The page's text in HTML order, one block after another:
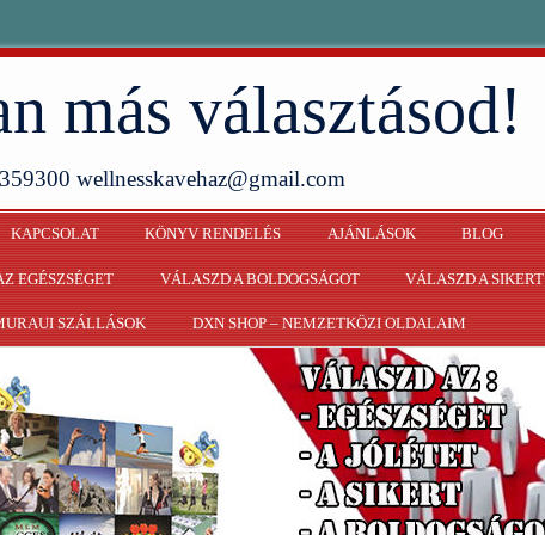
más választásod!
wellnesskavehaz@gmail.com
KAPCSOLAT KÖNYV RENDELÉS AJÁNLÁSOK BLOG
EGÉSZSÉGET VÁLASZD A BOLDOGSÁGOT VÁLASZD A SIKERT
SZÁLLÁSOK DXN SHOP – NEMZETKÖZI OLDALAIM